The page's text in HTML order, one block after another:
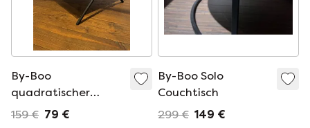
By-Boo
quadratischer
Couchtisch
159 € 79 €
By-Boo Solo
Couchtisch
299 € 149 €